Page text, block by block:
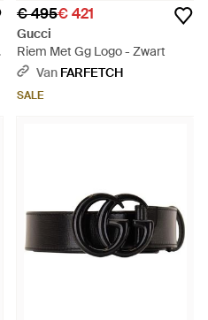
€ 495€ 421
Gucci
Riem Met Gg Logo - Zwart
Van FARFETCH
SALE